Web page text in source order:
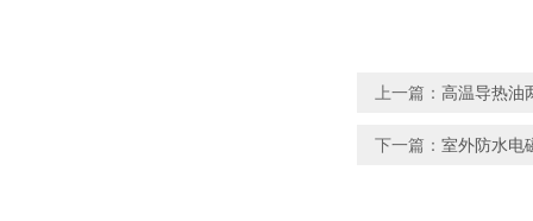
上一篇： 高温导热油
下一篇： 室外防水电